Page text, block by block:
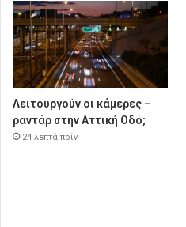
Λειτουργούν οι κάμερες –
ραντάρ στην Αττική Οδό;
24 λεπτά πρίν